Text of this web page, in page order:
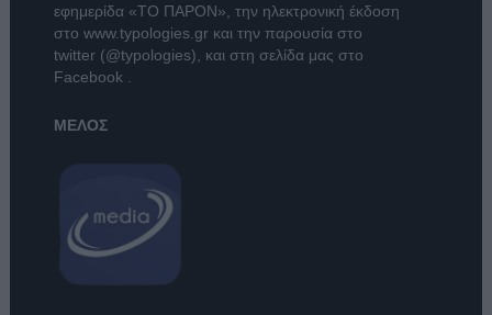
εφημερίδα «ΤΟ ΠΑΡΟΝ» , την ηλεκτρονική έκδοση
στο www.typologies.grκαι την παρουσία στο
twitter (@typologies) , και στη σελίδα μας στο
Facebook
ΜΕΛΟΣ